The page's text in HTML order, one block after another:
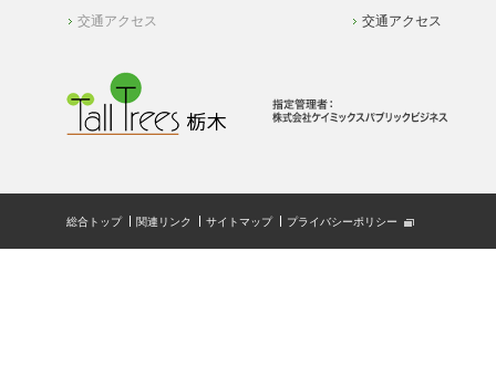
交通アクセス
交通アクセス
総合トップ 関連リンク サイトマップ プライバシーポリシー